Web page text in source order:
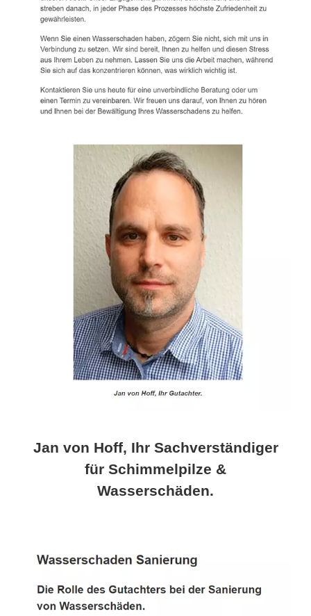
Jan von Hoff, Ihr Sachverständiger
für Schimmelpilze &
Wasserschäden.